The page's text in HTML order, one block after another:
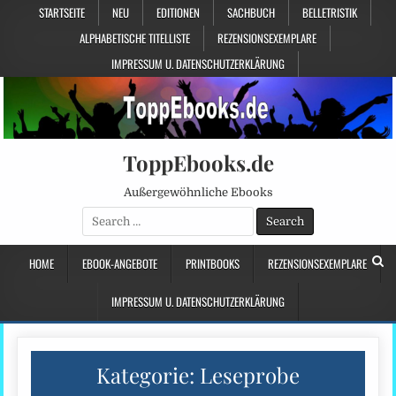
STARTSEITE NEU EDITIONEN SACHBUCH
BELLETRISTIK
ALPHABETISCHE TITELLISTE
REZENSIONSEXEMPLARE
IMPRESSUM U. DATENSCHUTZERKLÄRUNG
ToppEbooks.de
Außergewöhnliche Ebooks
Search
for:
HOME EBOOK-ANGEBOTE PRINTBOOKS REZENSIONSEXEMPLARE
IMPRESSUM U. DATENSCHUTZERKLÄRUNG
Kategorie: Leseprobe